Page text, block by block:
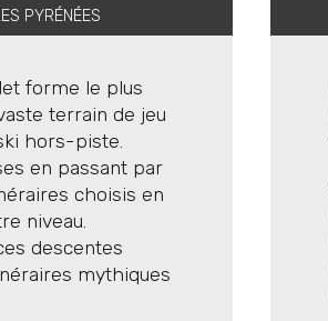
PYRÉNÉES
forme le plus
terrain de jeu
hors-piste.
en passant par
choisis en
niveau.
descentes
mythiques